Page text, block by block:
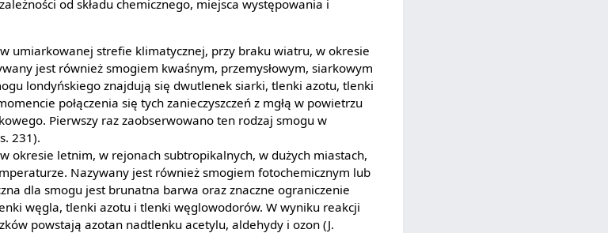
od składu chemicznego, miejsca występowania i
umiarkowanej strefie klimatycznej, przy braku wiatru, w okresie
jest również smogiem kwaśnym, przemysłowym, siarkowym
londyńskiego znajdują się dwutlenek siarki, tlenki azotu, tlenki
połączenia się tych zanieczyszczeń z mgłą w powietrzu
Pierwszy raz zaobserwowano ten rodzaj smogu w
231).
okresie letnim, w rejonach subtropikalnych, w dużych miastach,
Nazywany jest również smogiem fotochemicznym lub
dla smogu jest brunatna barwa oraz znaczne ograniczenie
węgla, tlenki azotu i tlenki węglowodorów. W wyniku reakcji
powstają azotan nadtlenku acetylu, aldehydy i ozon (J.